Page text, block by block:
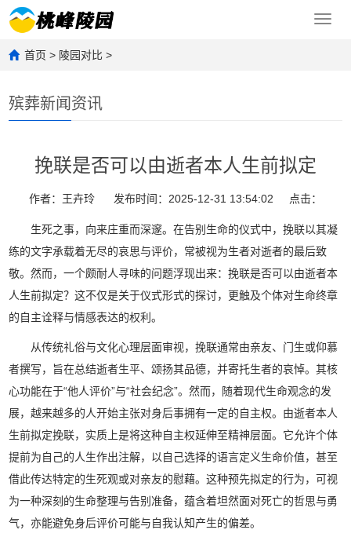
首页 > 陵园对比 >
殡葬新闻资讯
挽联是否可以由逝者本人生前拟定
作者：王卉玲 发布时间：2025-12-31 13:54:02 点击：
生死之事，向来庄重而深邃。在告别生命的仪式中，挽联以其凝
练的文字承载着无尽的哀思与评价，常被视为生者对逝者的最后致
敬。然而，一个颇耐人寻味的问题浮现出来：挽联是否可以由逝者本
人生前拟定？这不仅是关于仪式形式的探讨，更触及个体对生命终章
的自主诠释与情感表达的权利。
从传统礼俗与文化心理层面审视，挽联通常由亲友、门生或仰慕
者撰写，旨在总结逝者生平、颂扬其品德，并寄托生者的哀悼。其核
心功能在于“他人评价”与“社会纪念”。然而，随着现代生命观念的发
展，越来越多的人开始主张对身后事拥有一定的自主权。由逝者本人
生前拟定挽联，实质上是将这种自主权延伸至精神层面。它允许个体
提前为自己的人生作出注解，以自己选择的语言定义生命价值，甚至
借此传达特定的生死观或对亲友的慰藉。这种预先拟定的行为，可视
为一种深刻的生命整理与告别准备，蕴含着坦然面对死亡的哲思与勇
气，亦能避免身后评价可能与自我认知产生的偏差。